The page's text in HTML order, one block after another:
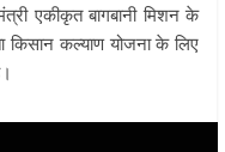
एकीकृत बागबानी मिशन के
किसान कल्याण योजना के लिए